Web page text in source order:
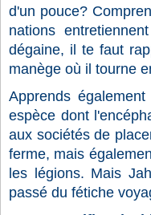
d'un pouce?
nations
dégaine, il te faut
manège où il tourne
Apprends
espèce dont
aux sociétés de
ferme, mais
les légions. Mais
passé du fétiche